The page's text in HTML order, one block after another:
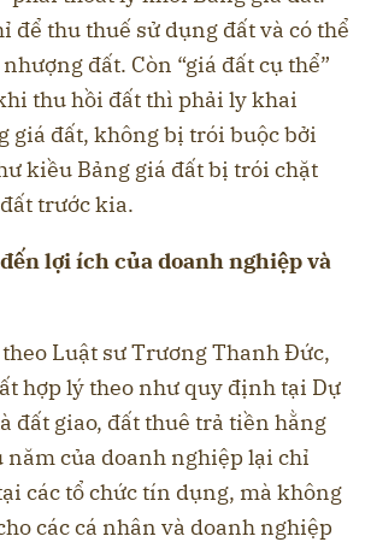
để thu thuế sử dụng đất và có thể
đất. Còn “giá đất cụ thể”
thu hồi đất thì phải ly khai
giá đất, không bị trói buộc bởi
kiều Bảng giá đất bị trói chặt
trước kia.
lợi ích của doanh nghiệp và
Luật sư Trương Thanh Đức,
hợp lý theo như quy định tại Dự
đất giao, đất thuê trả tiền hằng
năm của doanh nghiệp lại chỉ
các tổ chức tín dụng, mà không
các cá nhân và doanh nghiệp